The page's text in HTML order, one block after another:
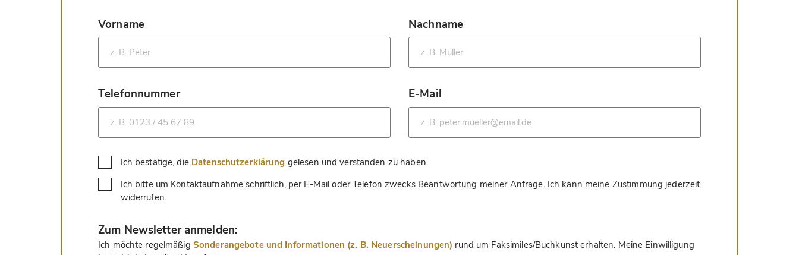
Vorname
*
Nachname
*
Telefonnummer
*
E-Mail
*
Ich bestätige, die Datenschutzerklärung gelesen und verstanden zu haben.
Ich bitte um Kontaktaufnahme schriftlich, per E-Mail oder Telefon zwecks Beantwortung meiner Anfrage. Ich kann meine Zustimmung jederzeit
widerrufen.
Zum Newsletter anmelden:
Ich möchte regelmäßig Sonderangebote und Informationen (z. B. Neuerscheinungen) rund um Faksimiles/Buchkunst erhalten. Meine Einwilligung